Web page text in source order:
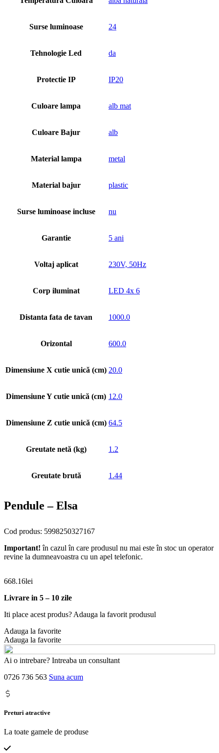
Surse luminoase 24
Tehnologie Led da
Protectie IP IP20
Culoare lampa alb mat
Culoare Bajur alb
Material lampa metal
Material bajur plastic
Surse luminoase incluse nu
Garantie 5 ani
Voltaj aplicat 230V, 50Hz
Corp iluminat LED 4x 6
Distanta fata de tavan 1000.0
Orizontal 600.0
Dimensiune X cutie unică (cm) 20.0
Dimensiune Y cutie unică (cm) 12.0
Dimensiune Z cutie unică (cm) 64.5
Greutate netă (kg) 1.2
Greutate brută 1.44
Pendule – Elsa
Cod produs: 5998250327167
Important! în cazul în care produsul nu mai este în stoc un operator
revine la dumneavoastra cu un apel telefonic.
668.16lei
Livrare in 5 – 10 zile
Iti place acest produs? Adauga la favorit produsul
Adauga la favorite
Adauga la favorite
Ai o intrebare? Intreaba un consultant
0726 736 563 Suna acum
Preturi atractive
La toate gamele de produse